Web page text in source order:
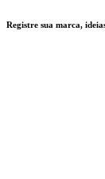
Registre sua marca,